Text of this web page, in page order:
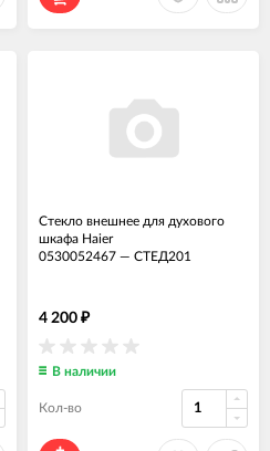
Стекло внешнее для духового
шкафа Haier
0530052467 — СТЕД201
4 200 ₽
В наличии
Кол-во